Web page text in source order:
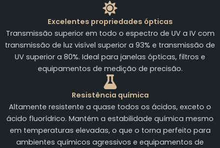
Excelentes propriedades ópticas
Transmissão superior em todo o espectro de UV a IV com
transmissão de luz visível superior a 93% e transmissão de
UV superior a 80%. Ideal para janelas ópticas, filtros e
equipamentos de medição de precisão.
Resistência química
Altamente resistente a quase todos os ácidos, exceto o
ácido fluorídrico. Mantém a estabilidade química mesmo
em temperaturas elevadas, o que o torna perfeito para
ambientes químicos agressivos e equipamentos de